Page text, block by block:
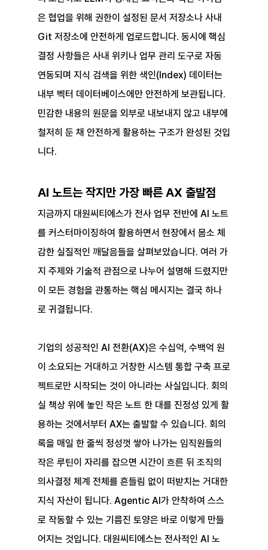
은 협업을 위해 권한이 설정된 문서 저장소나 사내
Git 저장소에 안전하게 업로드합니다. 동시에 핵심
결정 사항들은 사내 위키나 업무 관리 도구로 자동
연동되며 지식 검색을 위한 색인(Index) 데이터는
내부 벡터 데이터베이스에만 안전하게 보관됩니다.
민감한 내용의 원문을 외부로 내보내지 않고 내부에
철저히 둔 채 안전하게 활용하는 구조가 완성된 것입
니다.
AI 노트는 작지만 가장 빠른 AX 출발점
지금까지 대원씨티에스가 전사 업무 전반에 AI 노트
를 커스터마이징하여 활용하면서 현장에서 몸소 체
감한 실질적인 깨달음들을 살펴보았습니다. 여러 가
지 주제와 기술적 관점으로 나누어 설명해 드렸지만
이 모든 경험을 관통하는 핵심 메시지는 결국 하나
로 귀결됩니다.
기업의 성공적인 AI 전환(AX)은 수십억, 수백억 원
이 소요되는 거대하고 거창한 시스템 통합 구축 프로
젝트로만 시작되는 것이 아니라는 사실입니다. 회의
실 책상 위에 놓인 작은 노트 한 대를 진정성 있게 활
용하는 것에서부터 AX는 출발할 수 있습니다. 회의
록을 매일 한 줄씩 정성껏 쌓아 나가는 임직원들의
작은 루틴이 자리를 잡으면 시간이 흐른 뒤 조직의
의사결정 체계 전체를 흔들림 없이 떠받치는 거대한
지식 자산이 됩니다. Agentic AI가 안착하여 스스
로 작동할 수 있는 기름진 토양은 바로 이렇게 만들
어지는 것입니다. 대원씨티에스는 전사적인 AI 노